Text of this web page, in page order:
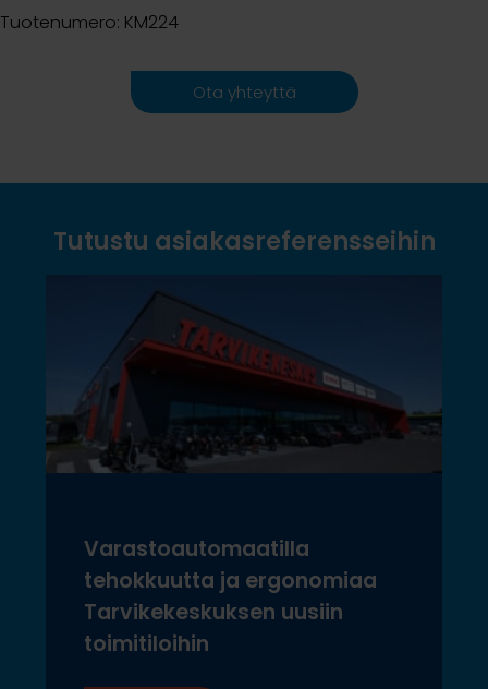
Tuotenumero: KM224
Ota yhteyttä
Tutustu asiakasreferensseihin
Varastoautomaatilla
tehokkuutta ja ergonomiaa
Tarvikekeskuksen uusiin
toimitiloihin